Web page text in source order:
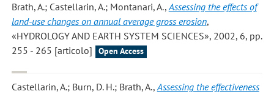
Brath, A.; Castellarin, A.; Montanari, A.,Assessing the effects of
land-use changes on annual average gross erosion,
«HYDROLOGY AND EARTH SYSTEM SCIENCES», 2002, 6, pp.
255 - 265 [articolo]
Open Access
Castellarin, A.; Burn, D. H.; Brath, A., Assessing the effectiveness